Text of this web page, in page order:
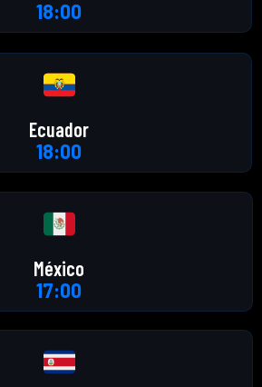
18:00
Ecuador
18:00
México
17:00